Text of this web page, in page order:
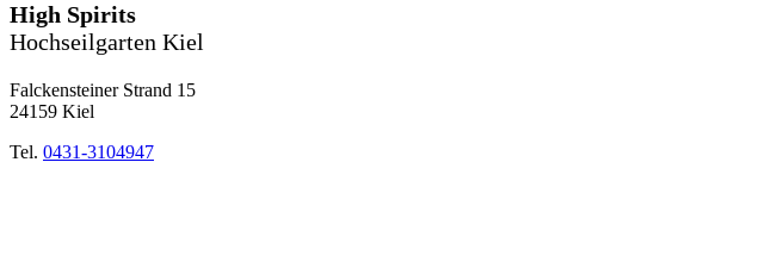
High Spirits
Hochseilgarten Kiel
Falckensteiner Strand 15
24159 Kiel
Tel. 0431-3104947